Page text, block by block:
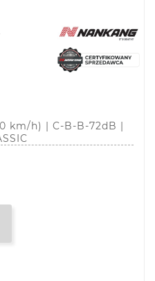
km/h) | C-B-B-72dB |